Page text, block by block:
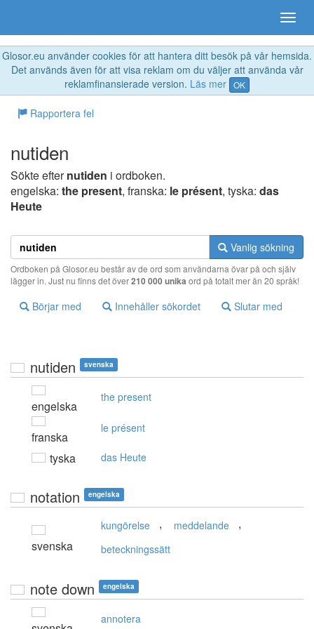
Glosor.eu använder cookies för att hantera ditt besök på vår hemsida.
Det används även för att visa reklam om du väljer att använda vår
reklamfinansierade version. Läs mer OK
Rapportera fel
nutiden
Sökte efternutiden i ordboken.
engelska: the present, franska: le présent, tyska: das
Heute
Vanlig sökning
Ordboken på Glosor.eu består av de ord som användarna övar på och själv
lägger in. Just nu finns det över210 000 unika ord på totalt mer än 20 språk!
Börjar med Innehåller sökordet Slutar med
nutiden svenska
engelska
the present
franska
le présent
tyska das Heute
notation engelska
svenska
kungörelse , meddelande ,
beteckningssätt
note down engelska
annotera